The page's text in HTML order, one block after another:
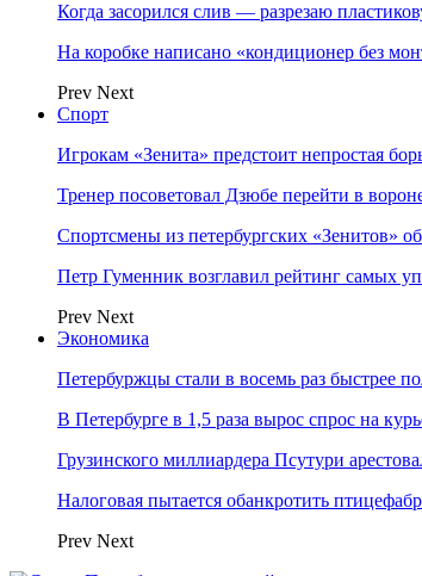
Когда засорился слив — разрезаю
На коробке написано «кондиционер без
Prev Next
Спорт
Игрокам «Зенита» предстоит непростая
Тренер посоветовал Дзюбе перейти в
Спортсмены из петербургских «Зенитов»
Петр Гуменник возглавил рейтинг самых
Prev Next
Экономика
Петербуржцы стали в восемь раз быстрее
В Петербурге в 1,5 раза вырос спрос на
Грузинского миллиардера Псутури
Налоговая пытается обанкротить
Prev Next